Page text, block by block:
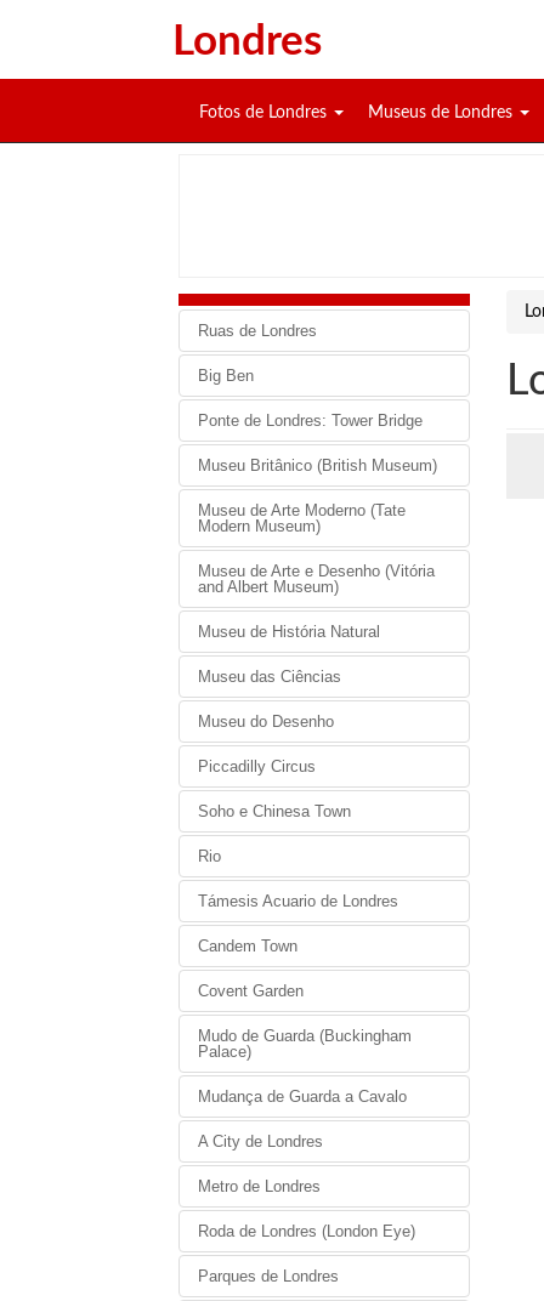
Londres
Fotos de Londres Museus de Londres
Ruas de Londres
Big Ben
Ponte de Londres: Tower Bridge
Museu Britânico (British Museum)
Museu de Arte Moderno (Tate
Modern Museum)
Museu de Arte e Desenho (Vitória
and Albert Museum)
Museu de História Natural
Museu das Ciências
Museu do Desenho
Piccadilly Circus
Soho e Chinesa Town
Rio
Támesis Acuario de Londres
Candem Town
Covent Garden
Mudo de Guarda (Buckingham
Palace)
Mudança de Guarda a Cavalo
A City de Londres
Metro de Londres
Roda de Londres (London Eye)
Parques de Londres